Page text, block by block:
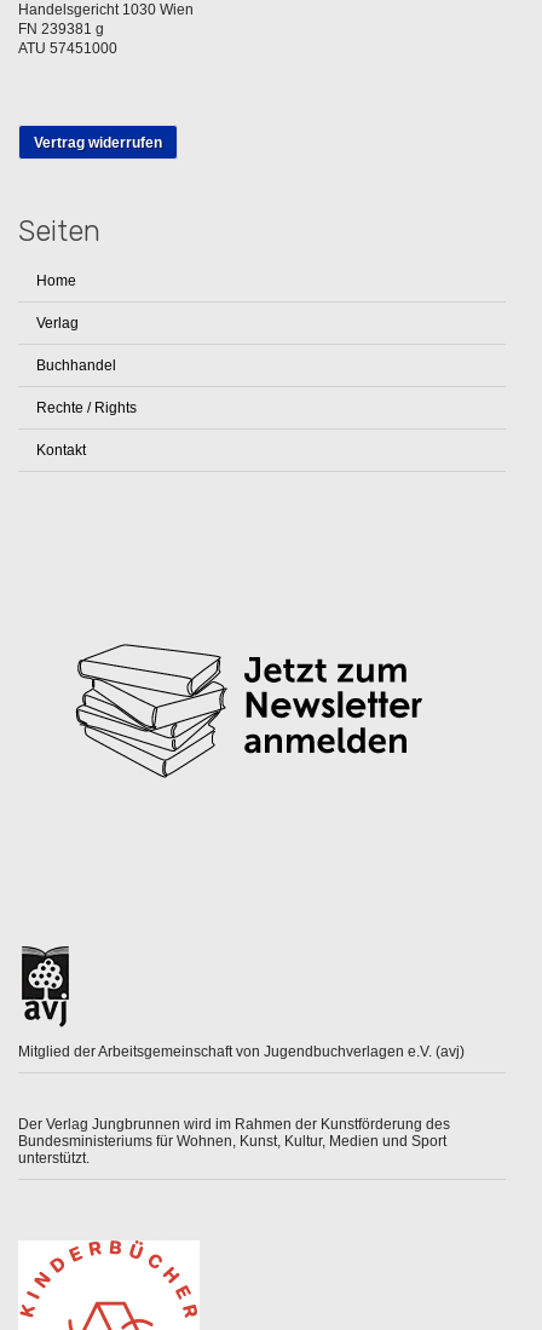
Handelsgericht 1030 Wien
FN 239381 g
ATU 57451000
Vertrag widerrufen
Seiten
Home
Verlag
Buchhandel
Rechte / Rights
Kontakt
Mitglied der Arbeitsgemeinschaft von Jugendbuchverlagen e.V. (avj)
Der Verlag Jungbrunnen wird im Rahmen der Kunstförderung des
Bundesministeriums für Wohnen, Kunst, Kultur, Medien und Sport
unterstützt.